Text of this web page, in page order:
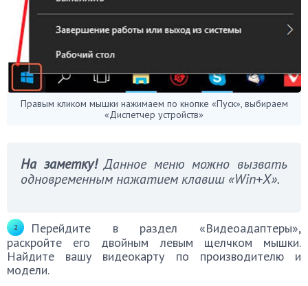
Правым кликом мышки нажимаем по кнопке «Пуск», выбираем
«Диспетчер устройств»
На заметку!Данное меню можно вызвать
одновременным нажатием клавиш «Win+X».
Перейдите в раздел «Видеоадаптеры»,
раскройте его двойным левым щелчком мышки.
Найдите вашу видеокарту по производителю и
модели.